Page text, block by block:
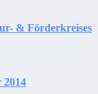
& Förderkreises
2014